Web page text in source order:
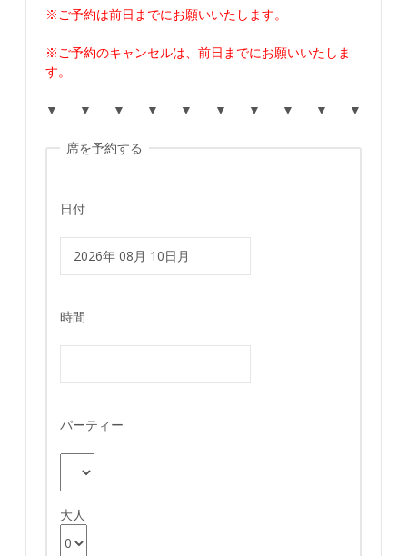
※ご予約は前日までにお願いいたします。
※ご予約のキャンセルは、前日までにお願いいたしま
す。
▼ ▼ ▼ ▼ ▼ ▼ ▼ ▼ ▼ ▼
席を予約する
日付
時間
パーティー
大人